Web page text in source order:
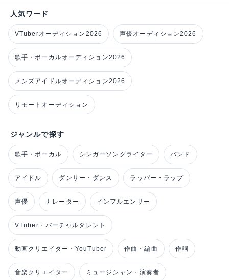
人気ワード
VTuberオーディション2026 声優オーディション2026
歌手・ボーカルオーディション2026
メンズアイドルオーディション2026
リモートオーディション
ジャンルで探す
歌手・ボーカル シンガーソングライター バンド
アイドル ダンサー・ダンス ラッパー・ラップ
声優 ナレーター インフルエンサー
VTuber・バーチャルタレント
動画クリエイター・YouTuber 作曲・編曲 作詞
音楽クリエイター ミュージシャン・演奏者